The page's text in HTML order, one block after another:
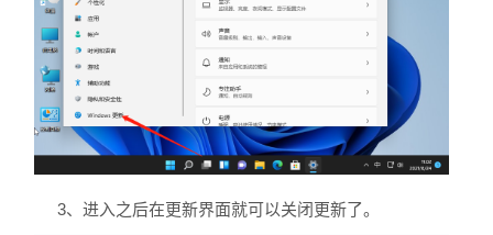
3、进入之后在更新界面就可以关闭更新了。